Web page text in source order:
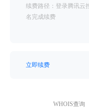
续费路径：登录腾讯云
名完成续费
立即续费
WHOIS查询